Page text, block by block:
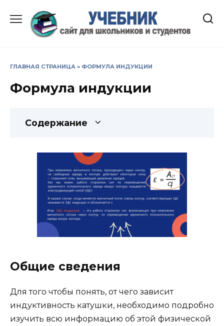
содержанию
ГЛАВНАЯ СТРАНИЦА » ФОРМУЛА ИНДУКЦИИ
Формула индукции
Содержание
Общие сведения
Для того чтобы понять, от чего зависит
индуктивность катушки, необходимо подробно
изучить всю информацию об этой физической